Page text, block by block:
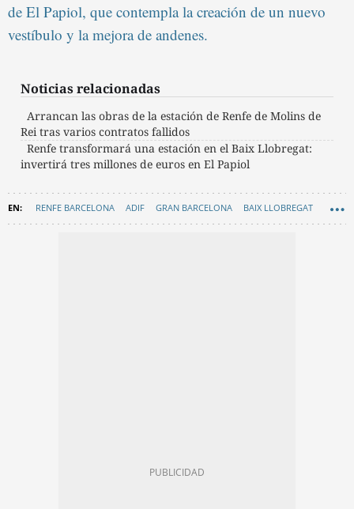
de El Papiol, que contempla la creación de un nuevo
vestíbulo y la mejora de andenes.
Noticias relacionadas
Arrancan las obras de la estación de Renfe de Molins de
Rei tras varios contratos fallidos
Renfe transformará una estación en el Baix Llobregat:
invertirá tres millones de euros en El Papiol
RENFE BARCELONA ADIF GRAN BARCELONA BAIX LLOBREGAT